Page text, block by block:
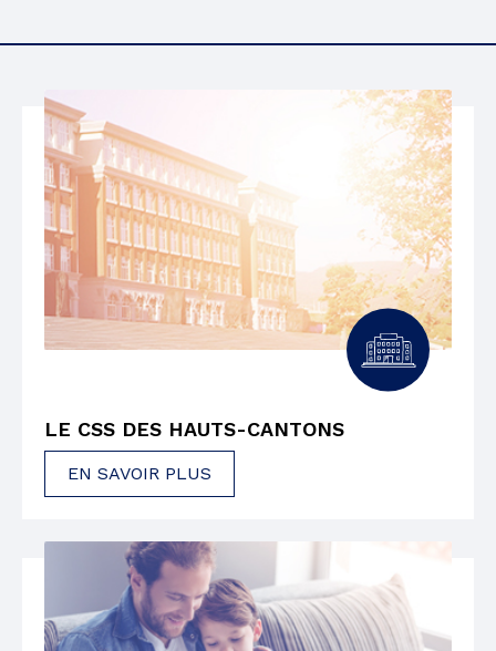
LE CSS DES HAUTS-CANTONS
EN SAVOIR PLUS